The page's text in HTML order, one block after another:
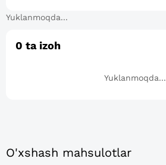
Yuklanmoqda...
0 ta izoh
Yuklanmoqda...
O'xshash mahsulotlar